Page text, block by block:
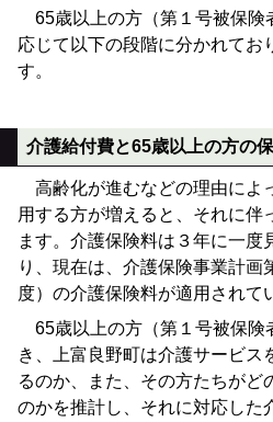
65歳以上の方（第１号被保険
応じて以下の段階に分かれてお
す。
介護給付費と65歳以上の方の
高齢化が進むなどの理由によ
用する方が増えると、それに伴
ます。介護保険料は３年に一度
り、現在は、介護保険事業計画
度）の介護保険料が適用されて
65歳以上の方（第１号被保険
き、上富良野町は介護サービス
るのか、また、その方たちがど
のかを推計し、それに対応した